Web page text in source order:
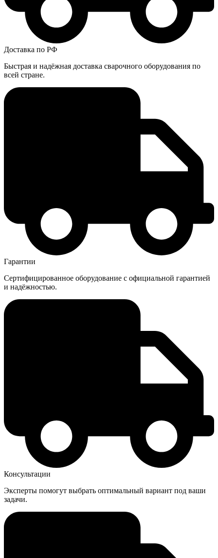
Доставка по РФ
Быстрая и надёжная доставка сварочного оборудования по
всей стране.
Гарантии
Сертифицированное оборудование с официальной гарантией
и надёжностью.
Консультации
Эксперты помогут выбрать оптимальный вариант под ваши
задачи.